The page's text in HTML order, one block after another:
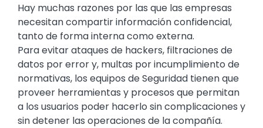
Hay muchas razones por las que las empresas
necesitan compartir información confidencial,
tanto de forma interna como externa.
Para evitar ataques de hackers, filtraciones de
datos por error y, multas por incumplimiento de
normativas, los equipos de Seguridad tienen que
proveer herramientas y procesos que permitan
a los usuarios poder hacerlo sin complicaciones y
sin detener las operaciones de la compañía.